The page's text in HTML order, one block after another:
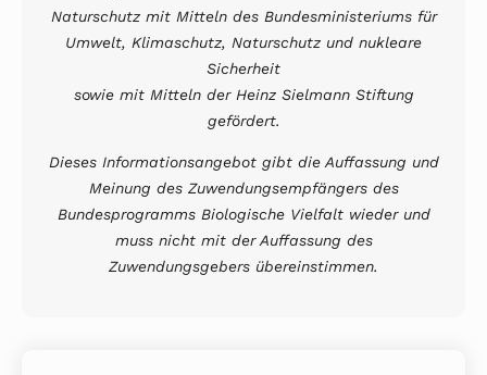
Naturschutz mit Mitteln des Bundesministeriums für
Umwelt, Klimaschutz, Naturschutz und nukleare
Sicherheit
sowie mit Mitteln der Heinz Sielmann Stiftung
gefördert.
Dieses Informationsangebot gibt die Auffassung und
Meinung des Zuwendungsempfängers des
Bundesprogramms Biologische Vielfalt wieder und
muss nicht mit der Auffassung des
Zuwendungsgebers übereinstimmen.